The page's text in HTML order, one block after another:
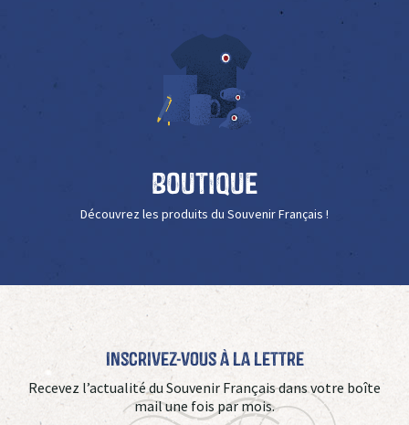
Boutique
Découvrez les produits du Souvenir Français !
Inscrivez-vous à La Lettre
Recevez l’actualité du Souvenir Français dans votre boîte
mail une fois par mois.